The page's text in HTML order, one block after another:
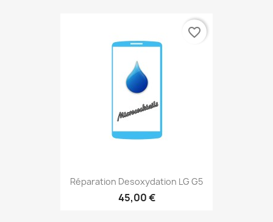
Réparation Desoxydation LG G5
45,00 €
favorite_border